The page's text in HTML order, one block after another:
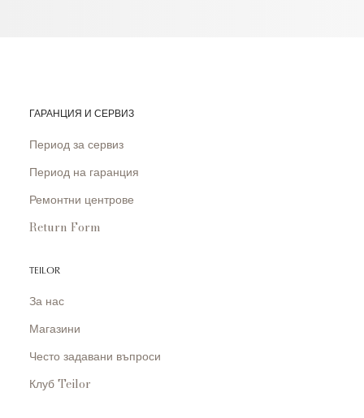
ГАРАНЦИЯ И СЕРВИЗ
Период за сервиз
Период на гаранция
Ремонтни центрове
Return Form
TEILOR
За нас
Магазини
Често задавани въпроси
Клуб Teilor